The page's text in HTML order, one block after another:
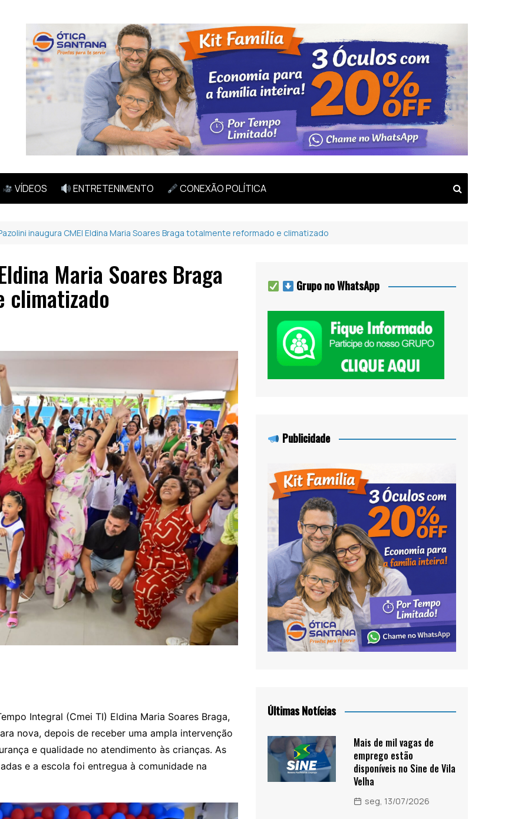
VÍDEOS ENTRETENIMENTO CONEXÃO POLÍTICA
inaugura CMEI Eldina Maria Soares Braga totalmente reformado e climatizado
Maria Soares Braga
climatizado
Integral (Cmei TI) Eldina Maria Soares Braga,
nova, depois de receber uma ampla intervenção
e qualidade no atendimento às crianças. As
e a escola foi entregua à comunidade na
Grupo no WhatsApp
Publicidade
Últimas Notícias
Mais de mil vagas de
emprego estão
disponíveis no Sine de Vila
Velha
seg, 13/07/2026